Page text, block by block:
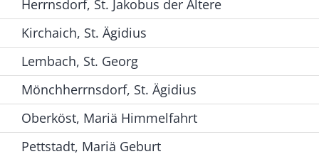
Herrnsdorf, St. Jakobus der Ältere
Kirchaich, St. Ägidius
Lembach, St. Georg
Mönchherrnsdorf, St. Ägidius
Oberköst, Mariä Himmelfahrt
Pettstadt, Mariä Geburt